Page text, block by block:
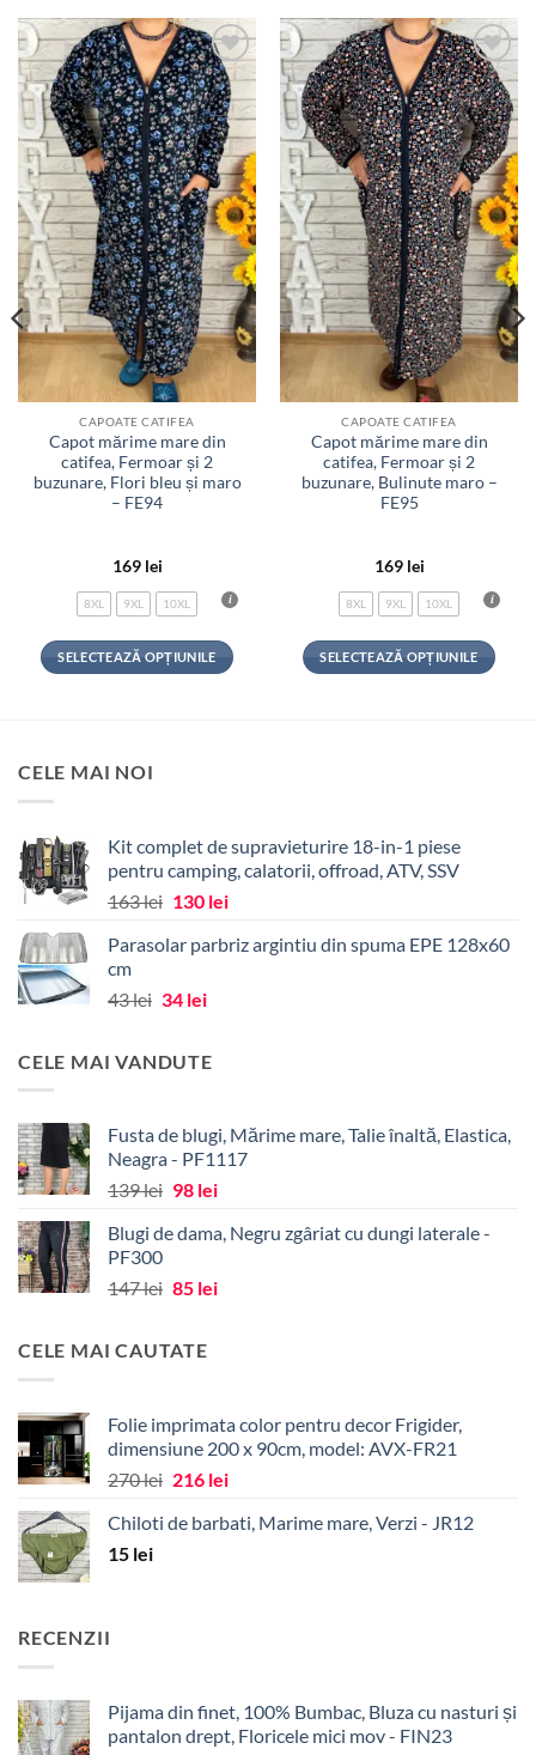
Adauga
la
favorite
CAPOATE CATIFEA
Capot mărime mare din
catifea, Fermoar și 2
buzunare, Flori bleu și maro
– FE94
169 lei
8XL 9XL 10XL
SELECTEAZĂ OPȚIUNILE
multe
pot
alese
Adauga
la
favorite
CAPOATE CATIFEA
Capot mărime mare din
catifea, Fermoar și 2
buzunare, Bulinute maro –
FE95
169 lei
8XL 9XL 10XL
SELECTEAZĂ OPȚIUNILE
pot
în
CELE MAI NOI
Kit complet de supravieturire 18-in-1 piese
pentru camping, calatorii, offroad, ATV, SSV
163lei Prețul
a
163 lei.
130 leiPrețul
este:
Parasolar parbriz argintiu din spuma EPE 128x60
cm
43lei Prețul
fost:
34 leiPrețul
34 lei.
CELE MAI VANDUTE
Fusta de blugi, Mărime mare, Talie înaltă, Elastica,
Neagra - PF1117
139lei Prețul
a
139 lei.
98 leiPrețul
este:
Blugi de dama, Negru zgâriat cu dungi laterale -
PF300
147lei Prețul
fost:
85 leiPrețul
CELE MAI CAUTATE
Folie imprimata color pentru decor Frigider,
dimensiune 200 x 90cm, model: AVX-FR21
270lei Prețul
a
216 leiPrețul
este:
Chiloti de barbati, Marime mare, Verzi - JR12
15 lei
RECENZII
Pijama din finet, 100% Bumbac, Bluza cu nasturi și
pantalon drept, Floricele mici mov - FIN23